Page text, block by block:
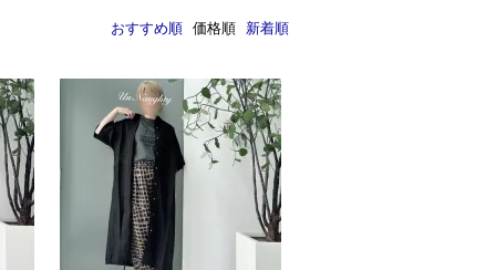
おすすめ順 価格順 新着順